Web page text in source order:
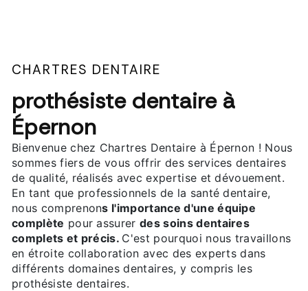
CHARTRES DENTAIRE
prothésiste dentaire à
Épernon
Bienvenue chez Chartres Dentaire à Épernon ! Nous
sommes fiers de vous offrir des services dentaires
de qualité, réalisés avec expertise et dévouement.
En tant que professionnels de la santé dentaire,
nous comprenons l'importance d'une équipe
complète pour assurerdes soins dentaires
complets et précis. C'est pourquoi nous travaillons
en étroite collaboration avec des experts dans
différents domaines dentaires, y compris les
prothésiste dentaires.